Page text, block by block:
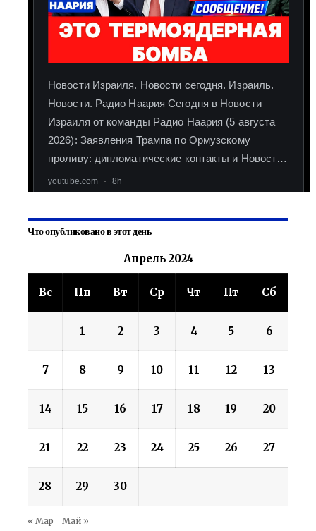
Что опубликовано в этот день
Апрель 2024
Вс Пн Вт Ср Чт Пт Сб
1 2 3 4 5 6
7 8 9 10 11 12 13
14 15 16 17 18 19 20
21 22 23 24 25 26 27
28 29 30
« Мар Май »